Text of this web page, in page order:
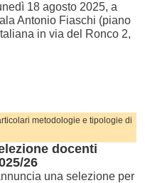
18 agosto 2025, a
Antonio Fiaschi (piano
in via del Ronco 2,
metodologie e tipologie di
docenti
26
una selezione per